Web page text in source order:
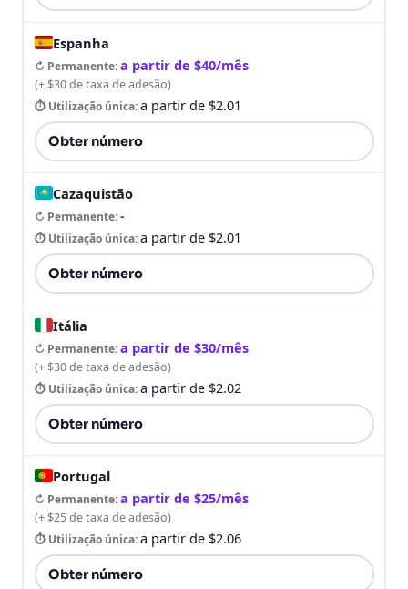
Espanha
↻ Permanente:a partir de $40/mês
(+ $30 de taxa de adesão)
⏱ Utilização única:a partir de $2.01
Obter número
Cazaquistão
↻ Permanente:-
⏱ Utilização única:a partir de $2.01
Obter número
Itália
↻ Permanente:a partir de $30/mês
(+ $30 de taxa de adesão)
⏱ Utilização única:a partir de $2.02
Obter número
Portugal
↻ Permanente:a partir de $25/mês
(+ $25 de taxa de adesão)
⏱ Utilização única:a partir de $2.06
Obter número